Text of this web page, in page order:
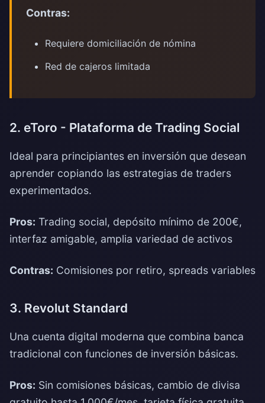
Contras:
Requiere domiciliación de nómina
Red de cajeros limitada
2. eToro - Plataforma de Trading Social
Ideal para principiantes en inversión que desean
aprender copiando las estrategias de traders
experimentados.
Pros: Trading social, depósito mínimo de 200€,
interfaz amigable, amplia variedad de activos
Contras: Comisiones por retiro, spreads variables
3. Revolut Standard
Una cuenta digital moderna que combina banca
tradicional con funciones de inversión básicas.
Pros: Sin comisiones básicas, cambio de divisa